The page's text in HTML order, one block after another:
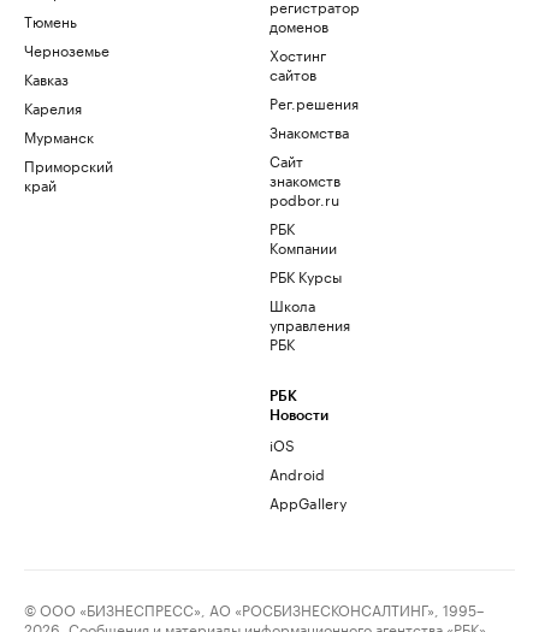
Тюмень
Черноземье
Кавказ
Карелия
Мурманск
Приморский
край
регистратор
доменов
Хостинг
сайтов
Рег.решения
Знакомства
Сайт
знакомств
podbor.ru
РБК
Компании
РБК Курсы
Школа
управления
РБК
РБК
Новости
iOS
Android
AppGallery
© ООО «БИЗНЕСПРЕСС», АО «РОСБИЗНЕСКОНСАЛТИНГ», 1995–